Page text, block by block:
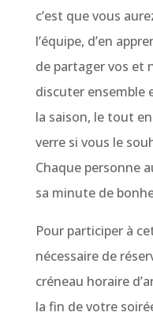
c’est que vous
l’équipe, d’en
de partager vos et
discuter ensemble
la saison, le tout
verre si vous le
Chaque personne
sa minute de
Pour participer à
nécessaire de
créneau horaire
la fin de votre